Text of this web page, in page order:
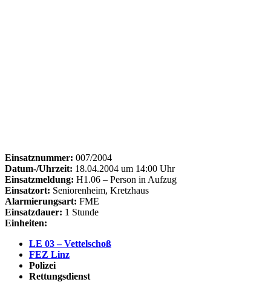
Einsatznummer: 007/2004
Datum-/Uhrzeit: 18.04.2004 um 14:00 Uhr
Einsatzmeldung: H1.06 – Person in Aufzug
Einsatzort: Seniorenheim, Kretzhaus
Alarmierungsart: FME
Einsatzdauer: 1 Stunde
Einheiten:
LE 03 – Vettelschoß
FEZ Linz
Polizei
Rettungsdienst